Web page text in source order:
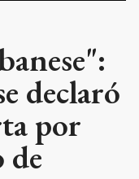
declaró
por
de